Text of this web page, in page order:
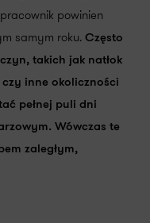
powinien
samym roku. Często
takich jak natłok
inne okoliczności
pełnej puli dni
Wówczas te
zaległym,